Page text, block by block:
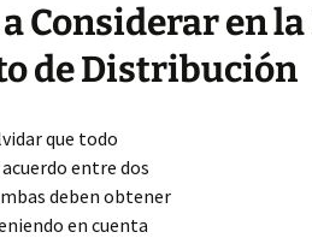
Considerar en
de Distribución
que todo
entre dos
deben obtener
en cuenta